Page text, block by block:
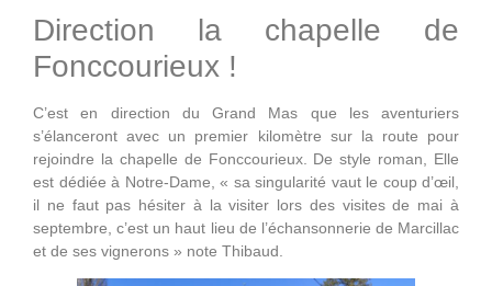
Direction la chapelle de
Fonccourieux !
C’est en direction du Grand Mas que les aventuriers
s’élanceront avec un premier kilomètre sur la route pour
rejoindre la chapelle de Fonccourieux. De style roman, Elle
est dédiée à Notre-Dame, « sa singularité vaut le coup d’œil,
il ne faut pas hésiter à la visiter lors des visites de mai à
septembre, c’est un haut lieu de l’échansonnerie de Marcillac
et de ses vignerons » note Thibaud.